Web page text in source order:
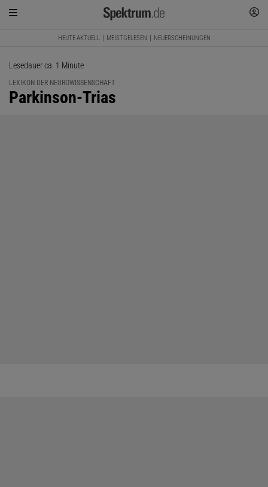
HEUTE AKTUELL MEISTGELESEN NEUERSCHEINUNGEN
Lesedauer ca. 1 Minute
LEXIKON DER NEUROWISSENSCHAFT
:
Parkinson-Trias